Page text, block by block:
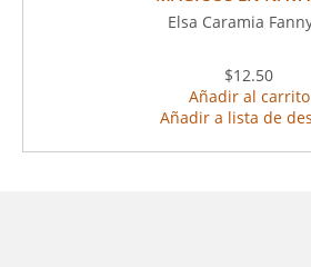
Elsa Caramia
$12.50
Añadir al carrito
Añadir a lista de